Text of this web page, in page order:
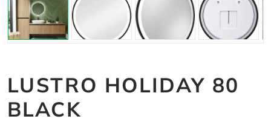
LUSTRO HOLIDAY 80
BLACK